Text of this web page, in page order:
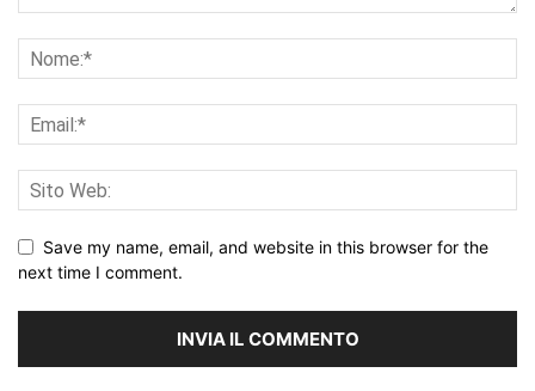
Save my name, email, and website in this browser for the
next time I comment.